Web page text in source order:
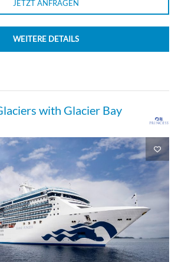
JETZT ANFRAGEN
WEITERE DETAILS
with Glacier Bay